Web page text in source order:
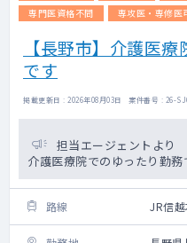
専門医資格不問
専攻医・専修医
【長野市】介護医
です
掲載更新日 : 2026年08月03日 案件番号 : 26-
担当エージェントより
介護医療院でのゆったり勤務
路線 JR信